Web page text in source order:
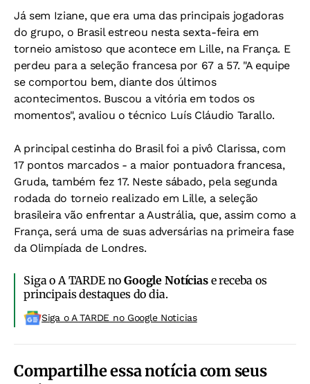
Já sem Iziane, que era uma das principais jogadoras
do grupo, o Brasil estreou nesta sexta-feira em
torneio amistoso que acontece em Lille, na França. E
perdeu para a seleção francesa por 67 a 57. "A equipe
se comportou bem, diante dos últimos
acontecimentos. Buscou a vitória em todos os
momentos", avaliou o técnico Luís Cláudio Tarallo.
A principal cestinha do Brasil foi a pivô Clarissa, com
17 pontos marcados - a maior pontuadora francesa,
Gruda, também fez 17. Neste sábado, pela segunda
rodada do torneio realizado em Lille, a seleção
brasileira vão enfrentar a Austrália, que, assim como a
França, será uma de suas adversárias na primeira fase
da Olimpíada de Londres.
Siga o A TARDE noGoogle Notíciase receba os
principais destaques do dia.
Siga o A TARDE no Google Noticias
Compartilhe essa notícia com seus